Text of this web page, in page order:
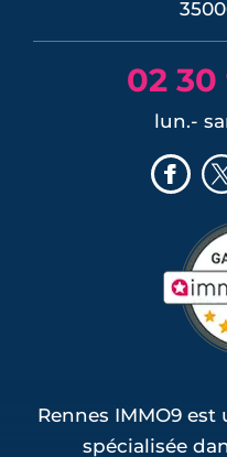
02 30
lun.-
Rennes IMMO9
spécialisée